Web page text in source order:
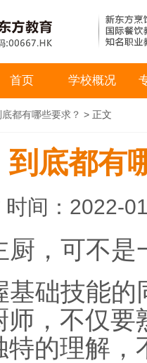
首页 学校概况
都有哪些要求？ > 正文
底都有
间：2022-
厨，可不
基础技能
师，不仅
的理解